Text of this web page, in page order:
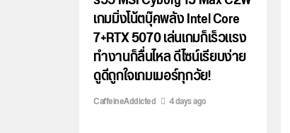
เกมมิ่งโน้ตบุ๊คพลัง Intel Core
7+RTX 5070 เล่นเกมก็เร็วแรง
ทำงานก็ลื่นไหล ดีไซน์เรียบง่าย
ดูดีถูกใจเกมเมอร์ทุกวัย!
CaffeineAddicted 4 days ago